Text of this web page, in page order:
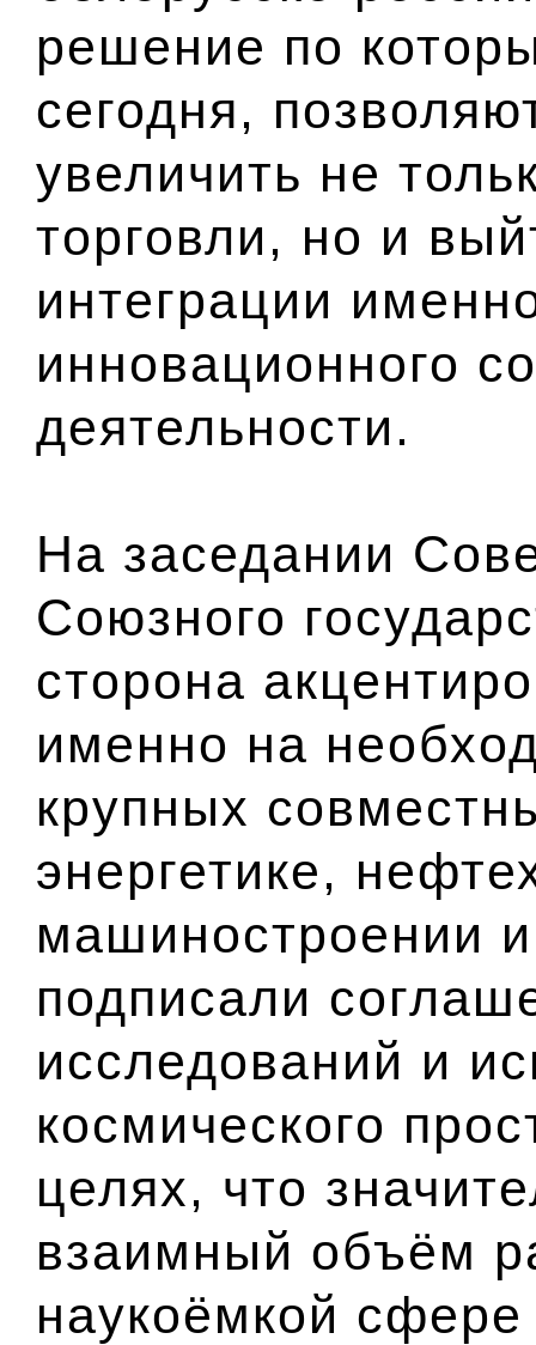
решение по
сегодня,
увеличить не
торговли, но и
интеграции
инновационного
деятельности.
На заседании
Союзного
сторона
именно на
крупных
энергетике,
машиностроении
подписали
исследований и
космического
целях, что
взаимный объём
наукоёмкой